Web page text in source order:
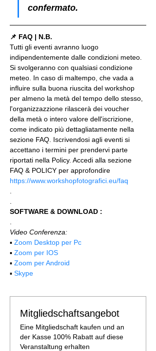
confermato.
📌 FAQ | N.B.
Tutti gli eventi avranno luogo
indipendentemente dalle condizioni meteo.
Si svolgeranno con qualsiasi condizione
meteo. In caso di maltempo, che vada a
influire sulla buona riuscita del workshop
per almeno la metà del tempo dello stesso,
l'organizzazzione rilascerà dei voucher
della metà o intero valore dell'iscrizione,
come indicato più dettagliatamente nella
sezione FAQ. Iscrivendosi agli eventi si
accettano i termini per prendervi parte
riportati nella Policy. Accedi alla sezione
FAQ & POLICY per approfondire
https://www.workshopfotografici.eu/faq
SOFTWARE & DOWNLOAD :
Video Conferenza:
▪️ Zoom Desktop per Pc
▪️ Zoom per IOS
▪️ Zoom per Android
▪️ Skype
Mitgliedschaftsangebot
Eine Mitgliedschaft kaufen und an
der Kasse 100% Rabatt auf diese
Veranstaltung erhalten